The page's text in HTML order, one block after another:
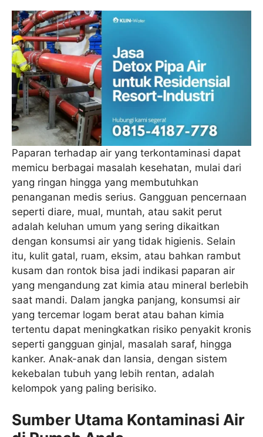
Paparan terhadap air yang terkontaminasi dapat
memicu berbagai masalah kesehatan, mulai dari
yang ringan hingga yang membutuhkan
penanganan medis serius. Gangguan pencernaan
seperti diare, mual, muntah, atau sakit perut
adalah keluhan umum yang sering dikaitkan
dengan konsumsi air yang tidak higienis. Selain
itu, kulit gatal, ruam, eksim, atau bahkan rambut
kusam dan rontok bisa jadi indikasi paparan air
yang mengandung zat kimia atau mineral berlebih
saat mandi. Dalam jangka panjang, konsumsi air
yang tercemar logam berat atau bahan kimia
tertentu dapat meningkatkan risiko penyakit kronis
seperti gangguan ginjal, masalah saraf, hingga
kanker. Anak-anak dan lansia, dengan sistem
kekebalan tubuh yang lebih rentan, adalah
kelompok yang paling berisiko.
Sumber Utama Kontaminasi Air